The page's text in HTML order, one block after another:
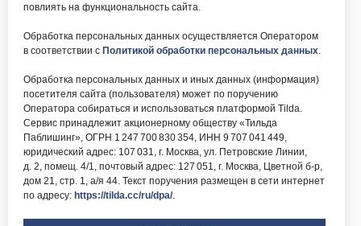
повлиять на функциональность сайта.
Обработка персональных данных осуществляется Оператором
в соответствии с Политикой обработки персональных данных.
Обработка персональных данных и иных данных (информация)
посетителя сайта (пользователя) может по поручению
Оператора собираться и использоваться платформой Tilda.
Сервис принадлежит акционерному обществу «Тильда
Паблишинг», ОГРН 1 247 700 830 354, ИНН 9 707 041 449,
юридический адрес: 107 031, г. Москва, ул. Петровские Линии,
д. 2, помещ. 4/1, почтовый адрес: 127 051, г. Москва, Цветной б-р,
дом 21, стр. 1, а/я 44. Текст поручения размещен в сети интернет
по адресу: https://tilda.cc/ru/dpa/.